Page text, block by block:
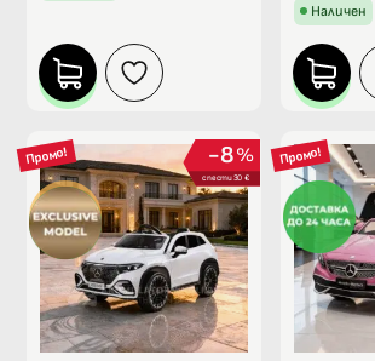
Наличен
Промо! %
8
спести 30 €
Промо!